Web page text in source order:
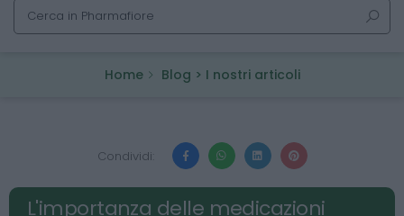
Cerca
Home Blog > I nostri articoli
Condividi:
L'importanza delle medicazioni